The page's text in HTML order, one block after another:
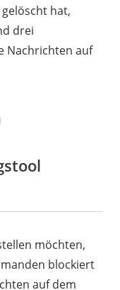
hat,
drei
Nachrichten auf
möchten,
blockiert
auf dem